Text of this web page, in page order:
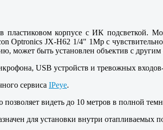
пластиковом корпусе с ИК подсветкой.
Optronics JX-H62 1/4" 1Mp с
может быть установлен объектив с
USB устройств и тревожных
сервиса IPeye.
позволяет видеть до 10 метров в полной
для установки внутри отапливаемых